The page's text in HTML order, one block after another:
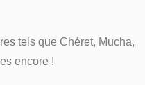
tels que Chéret, Mucha,
encore !